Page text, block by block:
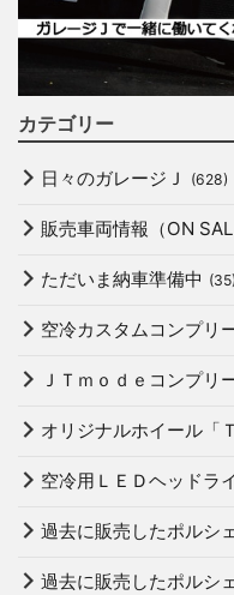
カテゴリー
日々のガレージＪ (628)
販売車両情報（ON
ただいま納車準備中 (35)
空冷カスタムコンプリ
ＪＴｍｏｄｅコンプリ
オリジナルホイール「
空冷用ＬＥＤヘッドラ
過去に販売したポルシ
過去に販売したポルシ